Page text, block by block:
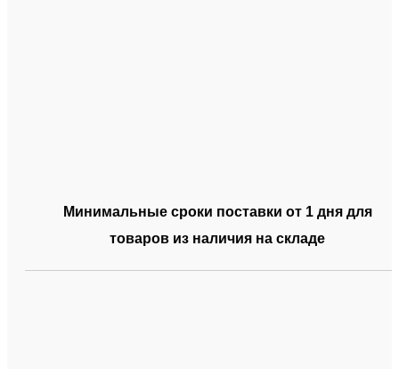
Минимальные сроки поставки от 1 дня для
товаров из наличия на складе